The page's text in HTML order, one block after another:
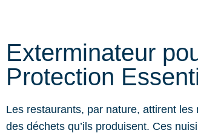
Exterminateur
Protection
Les restaurants, par nature, attirent
des déchets qu’ils produisent. Ces